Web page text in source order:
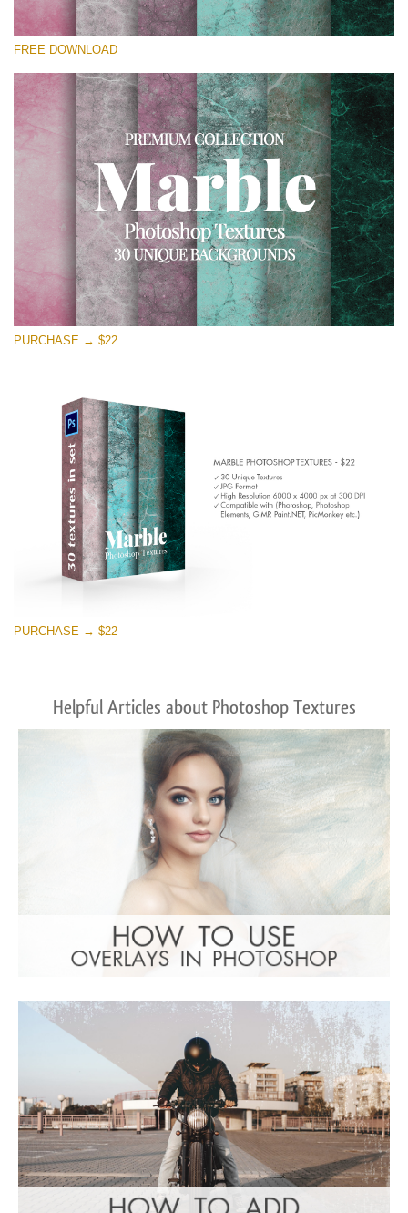
Por favor seleccione
Small 800*533px
Real Marble
(30 Textures)
Large 6000*4000px
Entire Collection
(1783 Overlays)
Large 6000*4000px
Descarga gratis
FREE DOWNLOAD
PURCHASE → $22
PURCHASE → $22
Helpful Articles about Photoshop Textures